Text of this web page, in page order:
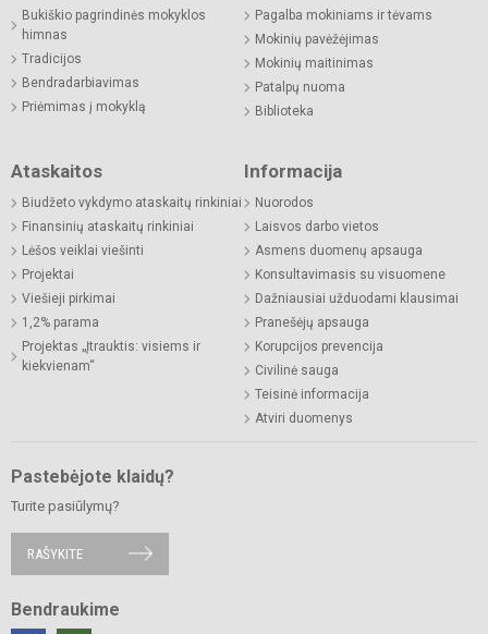
Bukiškio pagrindinės mokyklos
himnas
Tradicijos
Bendradarbiavimas
Priėmimas į mokyklą
Pagalba mokiniams ir tėvams
Mokinių pavėžėjimas
Mokinių maitinimas
Patalpų nuoma
Biblioteka
Ataskaitos
Biudžeto vykdymo ataskaitų rinkiniai
Finansinių ataskaitų rinkiniai
Lėšos veiklai viešinti
Projektai
Viešieji pirkimai
1,2% parama
Projektas „Įtrauktis: visiems ir
kiekvienam“
Informacija
Nuorodos
Laisvos darbo vietos
Asmens duomenų apsauga
Konsultavimasis su visuomene
Dažniausiai užduodami klausimai
Pranešėjų apsauga
Korupcijos prevencija
Civilinė sauga
Teisinė informacija
Atviri duomenys
Pastebėjote klaidų?
Turite pasiūlymų?
RAŠYKITE
Bendraukime